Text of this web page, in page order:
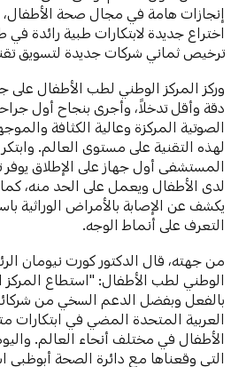
اختراع جديدة لابتكارات طبية رائدة في
ترخيص ثماني شركات جديدة لتسويق
وركز المركز الوطني لطب الأطفال على
دقة وأقل تدخلاً، وأجرى بنجاح أول
الصوتية المركزة وعالية الكثافة
لهذه التقنية على مستوى العالم.
المستشفى أول جهاز على الإطلاق يوفر
لدى الأطفال ويعمل على الحد منه، كما
يكشف عن الإصابة بالأمراض الوراثية
التعرف على أنماط الوجه.
من جهته، قال الدكتور كورت نيومان
الوطني لطب الأطفال: "استطاع
بالفعل وبفضل الدعم السخي من
العربية المتحدة المضي في ابتكارات
الأطفال في مختلف أنحاء العالم.
التي وقعناها مع دائرة الصحة أبوظبي